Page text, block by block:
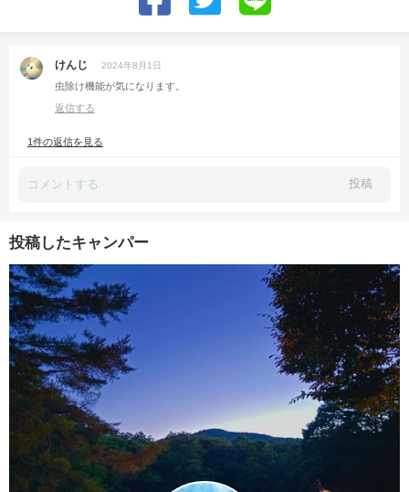
けんじ 2024年8月1日
虫除け機能が気になります。
返信する
1件の返信を見る
投稿
投稿したキャンパー